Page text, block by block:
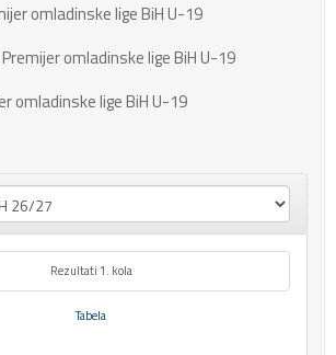
omladinske lige BiH U-19
omladinske lige BiH U-19
omladinske lige BiH U-19
Rezultati 1. kola
Tabela